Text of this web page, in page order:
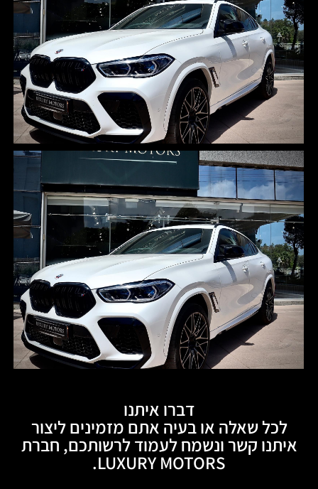
דברו איתנו
לכל שאלה או בעיה אתם מזמינים ליצור
איתנו קשר ונשמח לעמוד לרשותכם, חברת
LUXURY MOTORS.